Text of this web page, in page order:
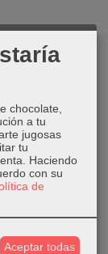
chocolate,
a tu
jugosas
tu
Haciendo
con su
de
Aceptar todas